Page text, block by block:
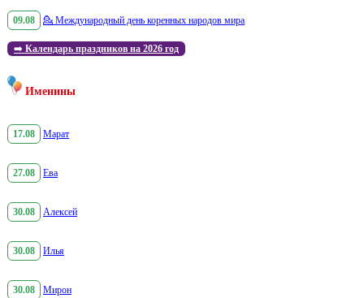
09.08 💁 Международный день коренных народов мира
➡️ Календарь праздников на 2026 год
Именины
17.08 Марат
27.08 Ева
30.08 Алексей
30.08 Илья
30.08 Мирон